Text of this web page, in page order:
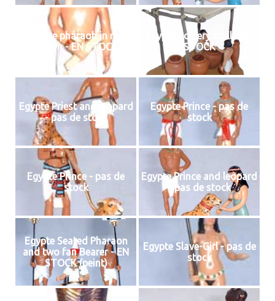
Egypte pharaoh in red
Crown - EN STOCK
Egypte Pottery stall - EN
STOCK
Egypte Priest and leopard
- pas de stock
Egypte Prince - pas de
stock
Egypte Prince - pas de
stock
Egypte Prince and leopard
- pas de stock
Egypte Seated Pharaon
and two fan Bearer - EN
STOCK (peint)
Egypte Slave-Girl - pas de
stock